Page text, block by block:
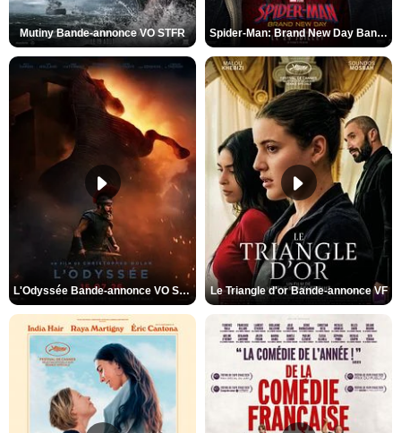
Mutiny Bande-annonce VO STFR Spider-Man: Brand New Day Bande-annonce VO STFR
L'Odyssée Bande-annonce VO STFR Le Triangle d'or Bande-annonce VF